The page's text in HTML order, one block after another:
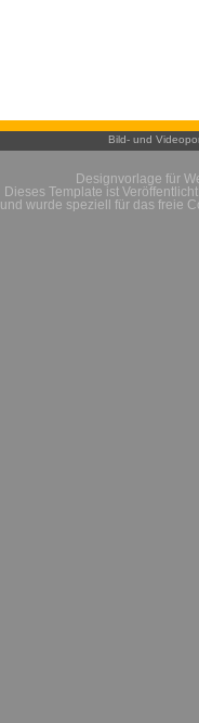
Bild- und
Designvorlage für
Dieses Template ist
und wurde speziell für das freie